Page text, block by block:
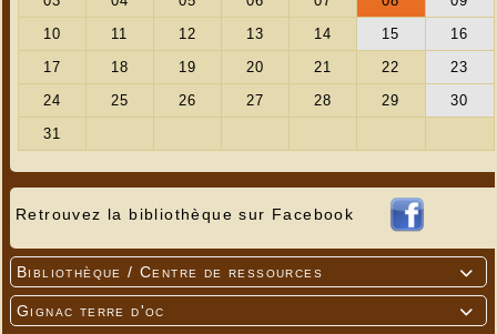
Retrouvez la bibliothèque sur Facebook

Bibliothèque / Centre de ressources

Gignac terre d'oc